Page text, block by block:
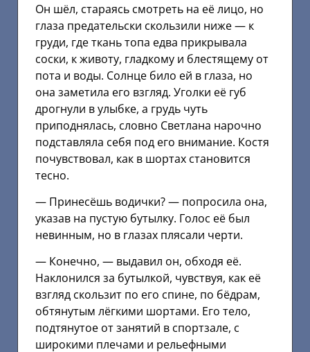
Он шёл, стараясь смотреть на её лицо, но
глаза предательски скользили ниже — к
груди, где ткань топа едва прикрывала
соски, к животу, гладкому и блестящему от
пота и воды. Солнце било ей в глаза, но
она заметила его взгляд. Уголки её губ
дрогнули в улыбке, а грудь чуть
приподнялась, словно Светлана нарочно
подставляла себя под его внимание. Костя
почувствовал, как в шортах становится
тесно.
— Принесёшь водички? — попросила она,
указав на пустую бутылку. Голос её был
невинным, но в глазах плясали черти.
— Конечно, — выдавил он, обходя её.
Наклонился за бутылкой, чувствуя, как её
взгляд скользит по его спине, по бёдрам,
обтянутым лёгкими шортами. Его тело,
подтянутое от занятий в спортзале, с
широкими плечами и рельефными